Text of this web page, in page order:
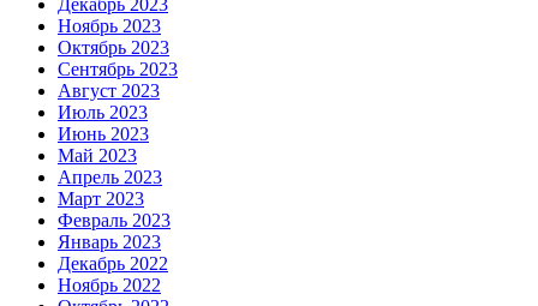
Декабрь 2023
Ноябрь 2023
Октябрь 2023
Сентябрь 2023
Август 2023
Июль 2023
Июнь 2023
Май 2023
Апрель 2023
Март 2023
Февраль 2023
Январь 2023
Декабрь 2022
Ноябрь 2022